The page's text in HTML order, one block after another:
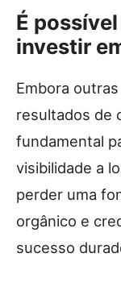
É
investir
Embora
resultados de
fundamental
visibilidade a
perder uma
orgânico e
sucesso